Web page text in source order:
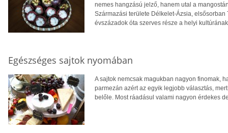
nemes hangzású jelző, hanem utal a
Származási területe Délkelet-Ázsia,
évszázadok óta szerves része a helyi
Egészséges sajtok nyomában
A sajtok nemcsak magukban nagyon finomak,
parmezán azért az egyik legjobb választás,
belőle. Most ráadásul valami nagyon érdekes